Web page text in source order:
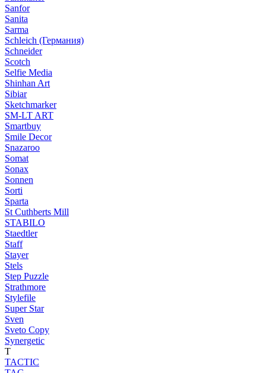
Sanfor
Sanita
Sarma
Schleich (Германия)
Schneider
Scotch
Selfie Media
Shinhan Art
Sibiar
Sketchmarker
SM-LT ART
Smartbuy
Smile Decor
Snazaroo
Somat
Sonax
Sonnen
Sorti
Sparta
St Cuthberts Mill
STABILO
Staedtler
Staff
Stayer
Stels
Step Puzzle
Strathmore
Stylefile
Super Star
Sven
Sveto Copy
Synergetic
T
TACTIC